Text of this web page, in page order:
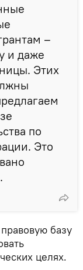
–
и даже
Этих
по
Это
базу
целях.